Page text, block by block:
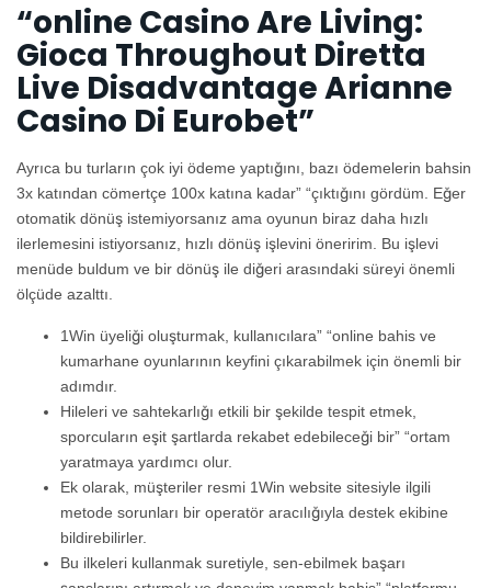
“online Casino Are Living:
Gioca Throughout Diretta
Live Disadvantage Arianne
Casino Di Eurobet”
Ayrıca bu turların çok iyi ödeme yaptığını, bazı ödemelerin bahsin
3x katından cömertçe 100x katına kadar” “çıktığını gördüm. Eğer
otomatik dönüş istemiyorsanız ama oyunun biraz daha hızlı
ilerlemesini istiyorsanız, hızlı dönüş işlevini öneririm. Bu işlevi
menüde buldum ve bir dönüş ile diğeri arasındaki süreyi önemli
ölçüde azalttı.
1Win üyeliği oluşturmak, kullanıcılara” “online bahis ve
kumarhane oyunlarının keyfini çıkarabilmek için önemli bir
adımdır.
Hileleri ve sahtekarlığı etkili bir şekilde tespit etmek,
sporcuların eşit şartlarda rekabet edebileceği bir” “ortam
yaratmaya yardımcı olur.
Ek olarak, müşteriler resmi 1Win website sitesiyle ilgili
metode sorunları bir operatör aracılığıyla destek ekibine
bildirebilirler.
Bu ilkeleri kullanmak suretiyle, sen-ebilmek başarı